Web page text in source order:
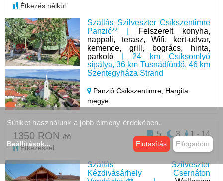
Szállás Szilveszter Csíkszentimre
Panzió** |
Felszerelt konyha,
nappali, terasz, Wifi, kert-udvar,
kemence, grill, bogrács, hinta,
parkoló | 24 km Csíksomlyó
sípálya, 36 km Tusnádfürdő, 46 km
Szentegyháza Strand
Panzió Csíkszentimre, Hargita
megye
Étkezés nélkül
Szállás Szilveszter
Kézdivásárhely Csernáton
1350 RON /fő
Étkezéssel
1 - 14
3
5
Sütiket használunk a jobb élmény érdekében.
Beállítások... Elutasítás Elfogadom